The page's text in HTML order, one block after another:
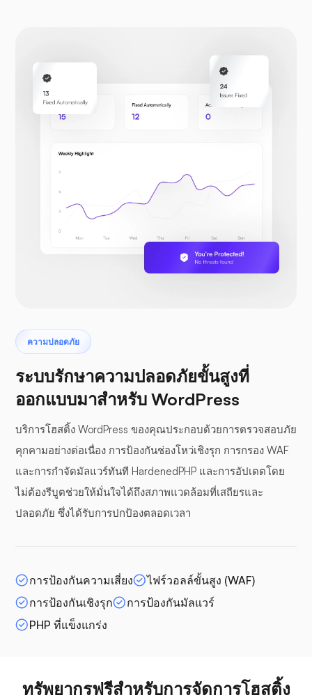
ความปลอดภัย
ระบบรักษาความปลอดภัยขั้นสูงที่
ออกแบบมาสำหรับ WordPress
บริการโฮสติ้ง WordPress ของคุณประกอบด้วยการตรวจสอบภัย
คุกคามอย่างต่อเนื่อง การป้องกันช่องโหว่เชิงรุก การกรอง WAF
และการกำจัดมัลแวร์ทันที HardenedPHP และการอัปเดตโดย
ไม่ต้องรีบูตช่วยให้มั่นใจได้ถึงสภาพแวดล้อมที่เสถียรและ
ปลอดภัย ซึ่งได้รับการปกป้องตลอดเวลา
การป้องกันความเสี่ยง
ไฟร์วอลล์ขั้นสูง (WAF)
การป้องกันเชิงรุก
การป้องกันมัลแวร์
PHP ที่แข็งแกร่ง
ทรัพยากรฟรีสำหรับการจัดการโฮสติ้ง